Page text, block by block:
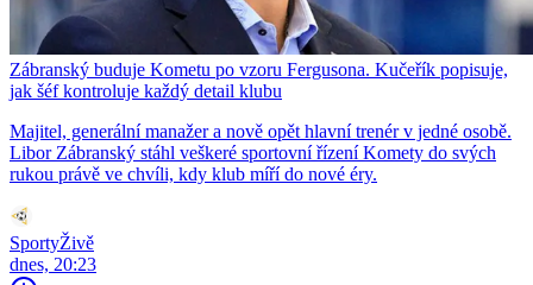
Zábranský buduje Kometu po vzoru Fergusona. Kučeřík popisuje,
jak šéf kontroluje každý detail klubu
Majitel, generální manažer a nově opět hlavní trenér v jedné osobě.
Libor Zábranský stáhl veškeré sportovní řízení Komety do svých
rukou právě ve chvíli, kdy klub míří do nové éry.
SportyŽivě
dnes, 20:23